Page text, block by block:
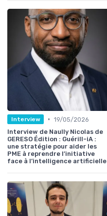
Interview • 19/05/2026
Interview de Naully Nicolas de
GERESO Édition : Guérill-iA :
une stratégie pour aider les
PME à reprendre l’initiative
face à l’intelligence artificielle